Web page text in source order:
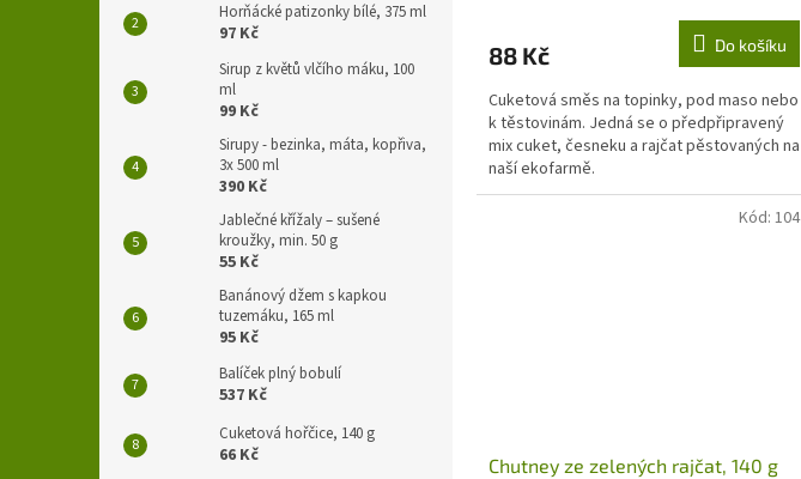
Horňácké patizonky bílé, 375 ml
97 Kč
Sirup z květů vlčího máku, 100
ml
99 Kč
Sirupy - bezinka, máta, kopřiva,
3x 500 ml
390 Kč
Jablečné křížaly – sušené
kroužky, min. 50 g
55 Kč
Banánový džem s kapkou
tuzemáku, 165 ml
95 Kč
Balíček plný bobulí
537 Kč
Cuketová hořčice, 140 g
66 Kč
88 Kč Do košíku
Cuketová směs na topinky, pod maso nebo
k těstovinám. Jedná se o předpřipravený
mix cuket, česneku a rajčat pěstovaných na
naší ekofarmě.
Chutney ze zelených rajčat, 140 g
Kód: 104